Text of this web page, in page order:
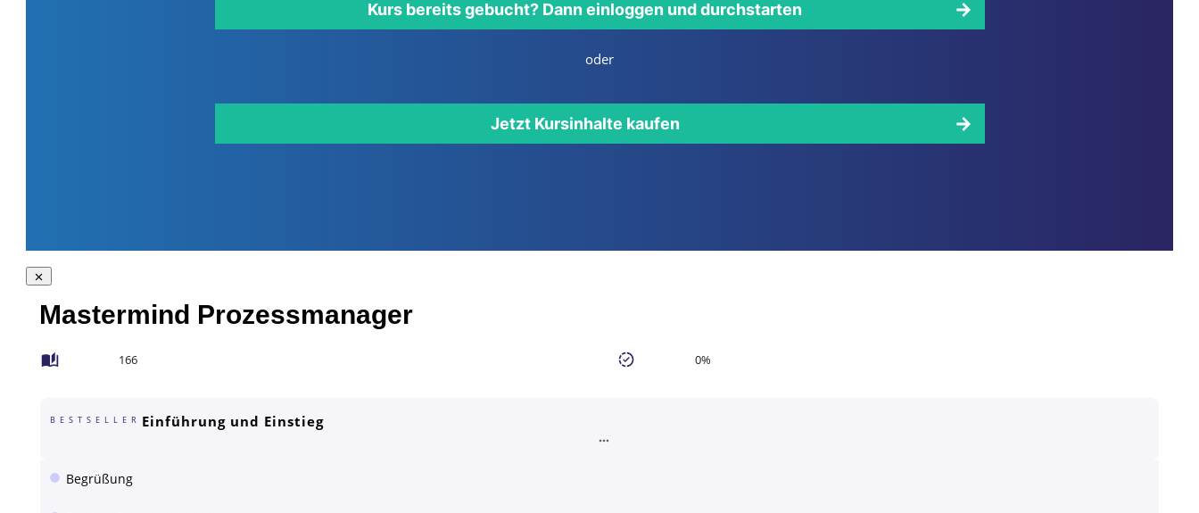
Kurs bereits gebucht? Dann einloggen und durchstarten
oder
Jetzt Kursinhalte kaufen
Mastermind Prozessmanager
166 0%
BESTSELLER Einführung und Einstieg
Begrüßung